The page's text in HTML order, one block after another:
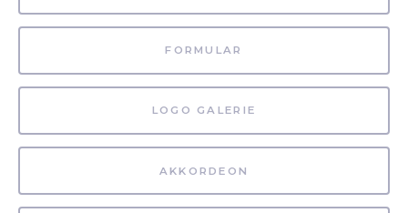
FORMULAR
LOGO GALERIE
AKKORDEON